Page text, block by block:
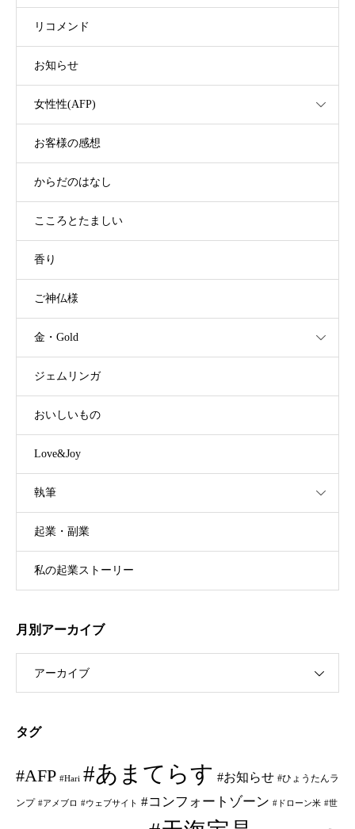
リコメンド
お知らせ
女性性(AFP)
お客様の感想
からだのはなし
こころとたましい
香り
ご神仏様
金・Gold
ジェムリンガ
おいしいもの
Love&Joy
執筆
起業・副業
私の起業ストーリー
月別アーカイブ
アーカイブ
タグ
#AFP #Hari #あまてらす #お知らせ #ひょうたんラ
ンプ #アメブロ #ウェブサイト #コンフォートゾーン #ドローン米 #世